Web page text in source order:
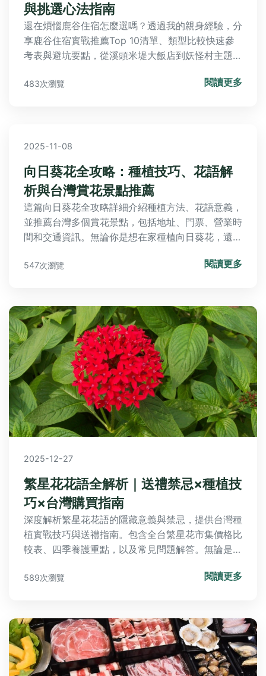
與挑選心法指南
還在煩惱鹿谷住宿怎麼選嗎？透過我的親身經驗，分
享鹿谷住宿實戰推薦Top 10清單、類型比較快速參
考表與避坑要點，從溪頭米堤大飯店到妖怪村主題飯
常見疑問，助您輕鬆規劃完美旅程！
483次瀏覽 閱讀更多
2025-11-08
向日葵花全攻略：種植技巧、花語解
析與台灣賞花景點推薦
這篇向日葵花全攻略詳細介紹種植方法、花語意義，
並推薦台灣多個賞花景點，包括地址、門票、營業時
間和交通資訊。無論你是想在家種植向日葵花，還是
幫助你輕鬆享受向日葵花的魅力。
547次瀏覽 閱讀更多
2025-12-27
繁星花花語全解析｜送禮禁忌×種植技
巧×台灣購買指南
深度解析繁星花花語的隱藏意義與禁忌，提供台灣種
植實戰技巧與送禮指南。包含全台繁星花市集價格比
較表、四季養護重點，以及常見問題解答。無論是送
略都能滿足需求。
589次瀏覽 閱讀更多